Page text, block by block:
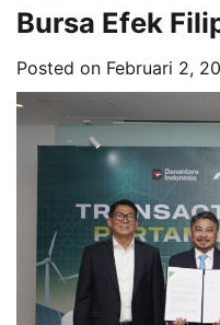
Bursa Efek
Posted on Februari 2,